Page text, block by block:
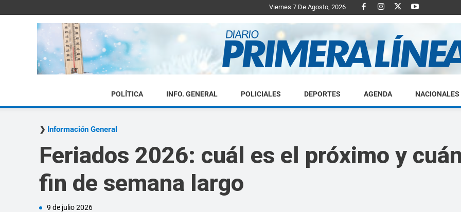
Viernes 7 De Agosto, 2026
Diario
POLÍTICA INFO. GENERAL POLICIALES DEPORTES AGENDA NACIONALES
Información General
Feriados 2026: cuál es el próximo y
fin de semana largo
9 de julio 2026